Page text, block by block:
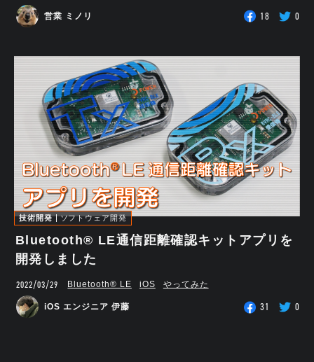
営業 ミノリ 18 0
技術開発 ソフトウェア開発
Bluetooth® LE通信距離確認キットアプリを
開発しました
2022/03/29 Bluetooth®︎ LE iOS やってみた
iOS エンジニア 伊藤 31 0